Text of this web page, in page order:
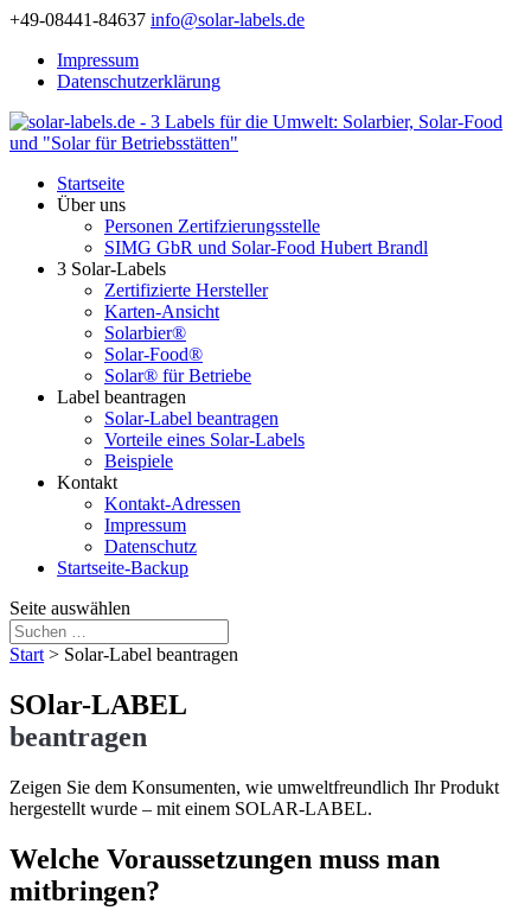
+49-08441-84637 info@solar-labels.de
Impressum
Datenschutzerklärung
Startseite
Über uns
Personen Zertifzierungsstelle
SIMG GbR und Solar-Food Hubert Brandl
3 Solar-Labels
Zertifizierte Hersteller
Karten-Ansicht
Solarbier®
Solar-Food®
Solar® für Betriebe
Label beantragen
Solar-Label beantragen
Vorteile eines Solar-Labels
Beispiele
Kontakt
Kontakt-Adressen
Impressum
Datenschutz
Startseite-Backup
Seite auswählen
Start > Solar-Label beantragen
SOlar-LABEL
beantragen
Zeigen Sie dem Konsumenten, wie umweltfreundlich Ihr Produkt
hergestellt wurde – mit einem SOLAR-LABEL.
Welche Voraussetzungen muss man
mitbringen?